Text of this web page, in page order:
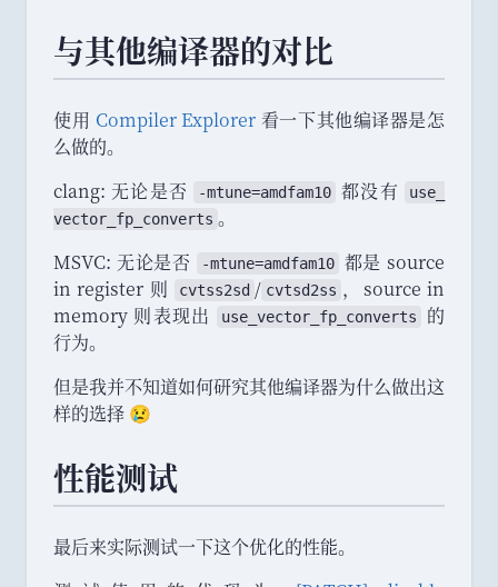
与其他编译器的对比
使用 Compiler Explorer 看一下其他编译器是怎
么做的。
clang: 无论是否
-mtune=amdfam10 都没有
use_
vector_ fp_ converts 。
MSVC: 无论是否
-mtune=amdfam10 都是 source
in register 则
cvtss2sd / cvtsd2ss ，
source in
memory 则表现出
use_ vector_ fp_ converts
的
行为。
但是我并不知道如何研究其他编译器为什么做出这
样的选择 😢
性能测试
最后来实际测试一下这个优化的性能。